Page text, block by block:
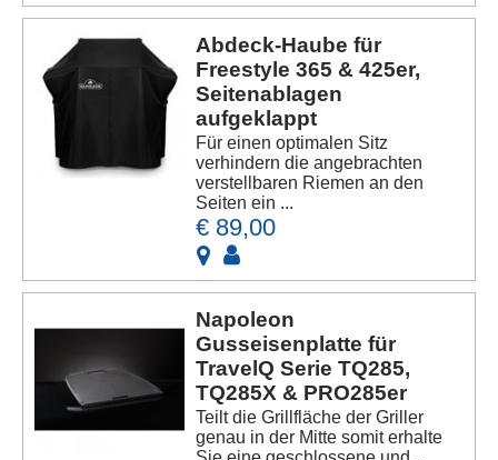
Abdeck-Haube für
Freestyle 365 & 425er,
Seitenablagen
aufgeklappt
Für einen optimalen Sitz
verhindern die angebrachten
verstellbaren Riemen an den
Seiten ein ...
€ 89,00
Napoleon
Gusseisenplatte für
TravelQ Serie TQ285,
TQ285X & PRO285er
Teilt die Grillfläche der Griller
genau in der Mitte somit erhalte